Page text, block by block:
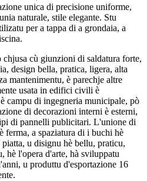
unica di precisione uniforme,
naturale, stile elegante. Stu
per a tappa di a grondaia, a
chjusa cù giunzioni di saldatura forte,
design bella, pratica, ligera, alta
mantenimentu, è parechje altre
usata in edifici civili è
campu di ingegneria municipale, pò
di decorazioni interni è esterni,
di pannelli publicitari. L'unione di
ferma, a spaziatura di i buchi hè
u disignu hè bellu, praticu,
hè l'opera d'arte, hà sviluppatu
u produttu d'esportazione 16